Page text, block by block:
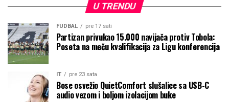
U TRENDU
FUDBAL pre 17 sati
Partizan privukao 15.000 navijača protiv Tobola:
Poseta na meču kvalifikacija za Ligu konferencija
IT pre 23 sata
Bose osvežio QuietComfort slušalice sa USB-C
audio vezom i boljom izolacijom buke